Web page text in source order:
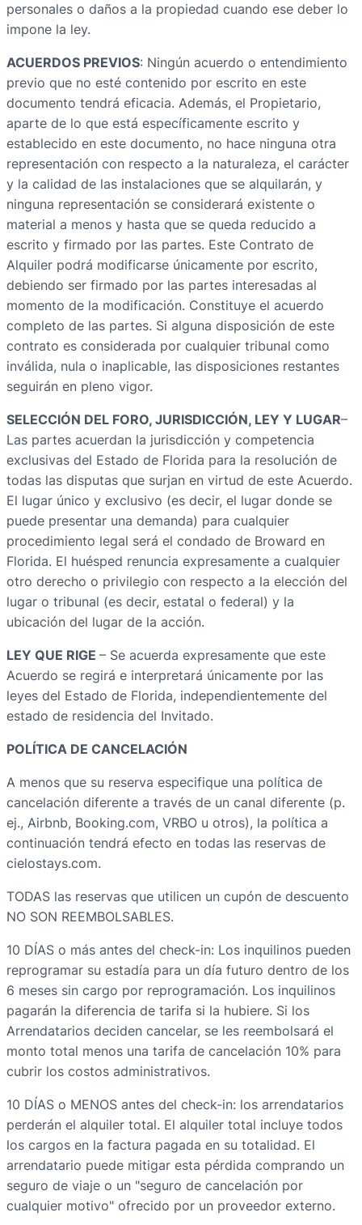
personales o daños a la propiedad cuando ese deber lo
impone la ley.
ACUERDOS PREVIOS: Ningún acuerdo o entendimiento
previo que no esté contenido por escrito en este
documento tendrá eficacia. Además, el Propietario,
aparte de lo que está específicamente escrito y
establecido en este documento, no hace ninguna otra
representación con respecto a la naturaleza, el carácter
y la calidad de las instalaciones que se alquilarán, y
ninguna representación se considerará existente o
material a menos y hasta que se queda reducido a
escrito y firmado por las partes. Este Contrato de
Alquiler podrá modificarse únicamente por escrito,
debiendo ser firmado por las partes interesadas al
momento de la modificación. Constituye el acuerdo
completo de las partes. Si alguna disposición de este
contrato es considerada por cualquier tribunal como
inválida, nula o inaplicable, las disposiciones restantes
seguirán en pleno vigor.
SELECCIÓN DEL FORO, JURISDICCIÓN, LEY Y LUGAR–
Las partes acuerdan la jurisdicción y competencia
exclusivas del Estado de Florida para la resolución de
todas las disputas que surjan en virtud de este Acuerdo.
El lugar único y exclusivo (es decir, el lugar donde se
puede presentar una demanda) para cualquier
procedimiento legal será el condado de Broward en
Florida. El huésped renuncia expresamente a cualquier
otro derecho o privilegio con respecto a la elección del
lugar o tribunal (es decir, estatal o federal) y la
ubicación del lugar de la acción.
LEY QUE RIGE – Se acuerda expresamente que este
Acuerdo se regirá e interpretará únicamente por las
leyes del Estado de Florida, independientemente del
estado de residencia del Invitado.
POLÍTICA DE CANCELACIÓN
A menos que su reserva especifique una política de
cancelación diferente a través de un canal diferente (p.
ej., Airbnb, Booking.com, VRBO u otros), la política a
continuación tendrá efecto en todas las reservas de
cielostays.com.
TODAS las reservas que utilicen un cupón de descuento
NO SON REEMBOLSABLES.
10 DÍAS o más antes del check-in: Los inquilinos pueden
reprogramar su estadía para un día futuro dentro de los
6 meses sin cargo por reprogramación. Los inquilinos
pagarán la diferencia de tarifa si la hubiere. Si los
Arrendatarios deciden cancelar, se les reembolsará el
monto total menos una tarifa de cancelación 10% para
cubrir los costos administrativos.
10 DÍAS o MENOS antes del check-in: los arrendatarios
perderán el alquiler total. El alquiler total incluye todos
los cargos en la factura pagada en su totalidad. El
arrendatario puede mitigar esta pérdida comprando un
seguro de viaje o un "seguro de cancelación por
cualquier motivo" ofrecido por un proveedor externo.